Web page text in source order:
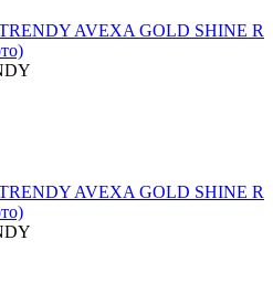
AVEXA GOLD SHINE R
AVEXA GOLD SHINE R